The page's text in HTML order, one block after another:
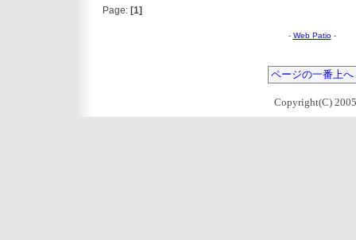
Page: [1]
- Web Patio-
ページの一番上へ
Copyright(C)